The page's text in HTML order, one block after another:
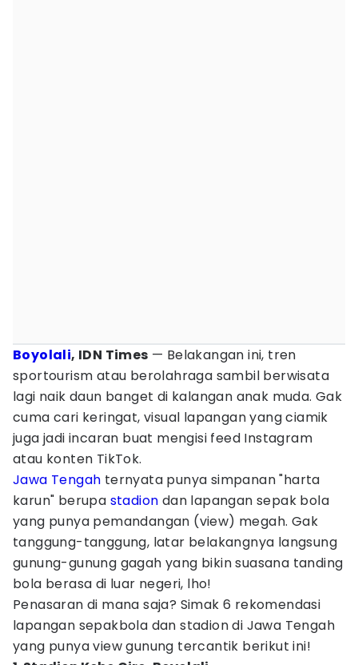
Boyolali, IDN Times — Belakangan ini, tren
sportourism atau berolahraga sambil berwisata
lagi naik daun banget di kalangan anak muda. Gak
cuma cari keringat, visual lapangan yang ciamik
juga jadi incaran buat mengisi feed Instagram
atau konten TikTok.
Jawa Tengah ternyata punya simpanan "harta
karun" berupa stadion dan lapangan sepak bola
yang punya pemandangan (view) megah. Gak
tanggung-tanggung, latar belakangnya langsung
gunung-gunung gagah yang bikin suasana tanding
bola berasa di luar negeri, lho!
Penasaran di mana saja? Simak 6 rekomendasi
lapangan sepakbola dan stadion di Jawa Tengah
yang punya view gunung tercantik berikut ini!